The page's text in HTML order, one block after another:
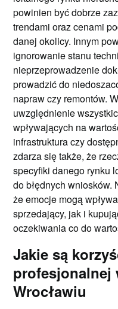
powinien być dobrze
trendami oraz cenami
danej okolicy. Innym
ignorowanie stanu
nieprzeprowadzenie
prowadzić do
napraw czy remontów.
uwzględnienie
wpływających na
infrastruktura czy
zdarza się także, że
specyfiki danego rynku
do błędnych wniosków.
że emocje mogą
sprzedający, jak i
oczekiwania co do
Jakie są
profesjonalnej
Wrocławiu